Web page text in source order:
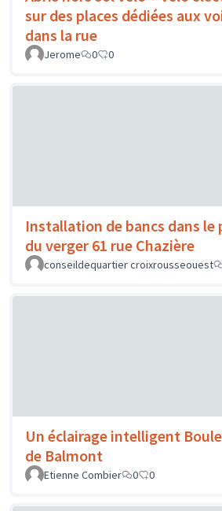
sur des places dédiées aux
dans la rue
Jerome 0 0
Installation de bancs dans le
du verger 61 rue Chazière
conseildequartier croixrousseouest
Un éclairage intelligent
de Balmont
Etienne Combier
0 0